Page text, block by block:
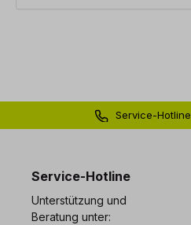
Service-Hotline
Service-Hotline
Unterstützung und
Beratung unter: